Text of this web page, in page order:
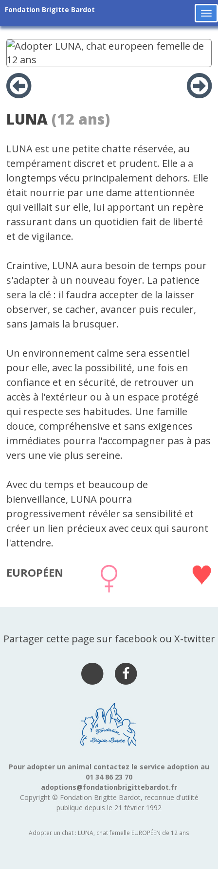
Fondation Brigitte Bardot
LUNA (12 ans)
LUNA est une petite chatte réservée, au
tempérament discret et prudent. Elle a a
longtemps vécu principalement dehors. Elle
était nourrie par une dame attentionnée
qui veillait sur elle, lui apportant un repère
rassurant dans un quotidien fait de liberté
et de vigilance.
Craintive, LUNA aura besoin de temps pour
s'adapter à un nouveau foyer. La patience
sera la clé : il faudra accepter de la laisser
observer, se cacher, avancer puis reculer,
sans jamais la brusquer.
Un environnement calme sera essentiel
pour elle, avec la possibilité, une fois en
confiance et en sécurité, de retrouver un
accès à l'extérieur ou à un espace protégé
qui respecte ses habitudes. Une famille
douce, compréhensive et sans exigences
immédiates pourra l'accompagner pas à pas
vers une vie plus sereine.
Avec du temps et beaucoup de
bienveillance, LUNA pourra
progressivement révéler sa sensibilité et
créer un lien précieux avec ceux qui sauront
l'attendre.
EUROPÉEN
Partager cette page sur facebook ou X-twitter
Pour adopter un animal contactez le service adoption au
01 34 86 23 70
adoptions@fondationbrigittebardot.fr
Copyright © Fondation Brigitte Bardot, reconnue d'utilité
publique depuis le 21 février 1992
Adopter un chat : LUNA, chat femelle EUROPÉEN de 12 ans